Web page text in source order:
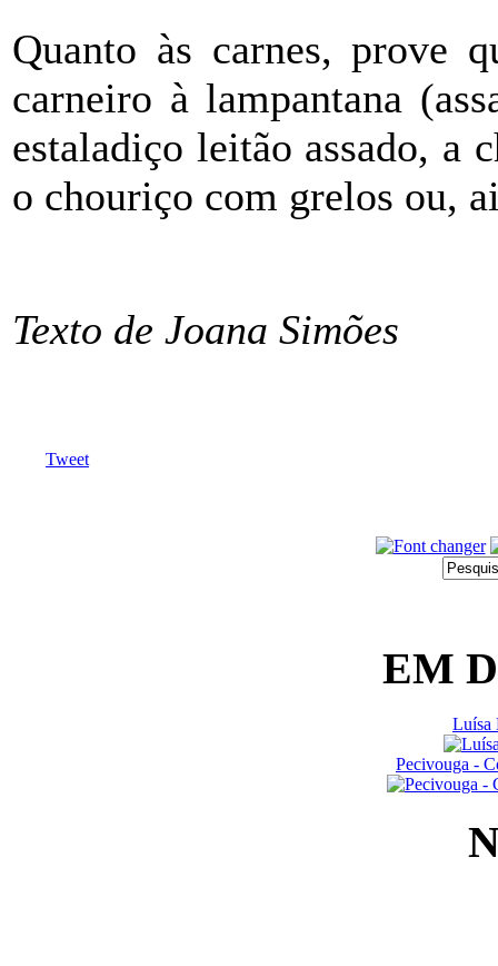
Quanto às carnes, prove
carneiro à lampantana
estaladiço leitão assado, a
o chouriço com grelos ou,
Texto de Joana Simões
Tweet
EM
Luísa
Pecivouga -